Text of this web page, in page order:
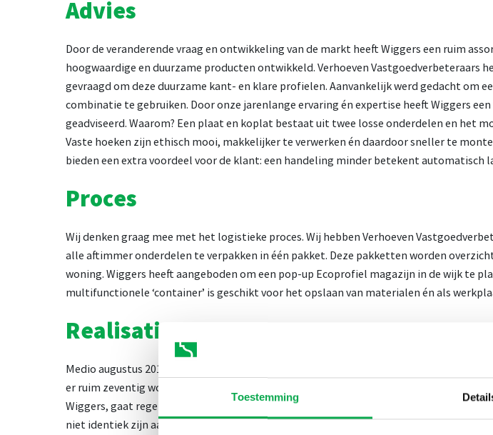
Toestemming
Advies
Door de veranderende vraag en ontwikkeling van de markt heeft Wiggers een ruim
hoogwaardige en duurzame producten ontwikkeld. Verhoeven Vastgoedverbeteraars
gevraagd om deze duurzame kant- en klare profielen. Aanvankelijk werd gedacht om
combinatie te gebruiken. Door onze jarenlange ervaring én expertise heeft Wiggers
geadviseerd. Waarom? Een plaat en koplat bestaat uit twee losse onderdelen en het
Vaste hoeken zijn ethisch mooi, makkelijker te verwerken én daardoor sneller te
bieden een extra voordeel voor de klant: een handeling minder betekent automatisch
Proces
Wij denken graag mee met het logistieke proces. Wij hebben Verhoeven
alle aftimmer onderdelen te verpakken in één pakket. Deze pakketten worden
woning. Wiggers heeft aangeboden om een pop-up Ecoprofiel magazijn in de wijk te
multifunctionele ‘container’ is geschikt voor het opslaan van materialen én als
Realisatie
Medio augustus 2019 heeft Wiggers de pop-up container met de eerste profielen
er ruim zeventig woningen voorzien van vaste EcoProfiel hoeken. Lars Buschers,
Wiggers, gaat regelmatig langs om het proces te monitoren. Er is geconstateerd dat
niet identiek zijn aan elkaar. Dit betekent dat de maatvoering niet bij ieder kozijn